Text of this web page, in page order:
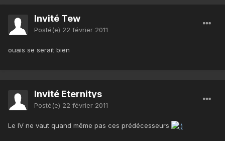
Invité Tew
Posté(e) 22 février 2011
ouais se serait bien
Invité Eternitys
Posté(e) 22 février 2011
Le IV ne vaut quand même pas ces prédécesseurs